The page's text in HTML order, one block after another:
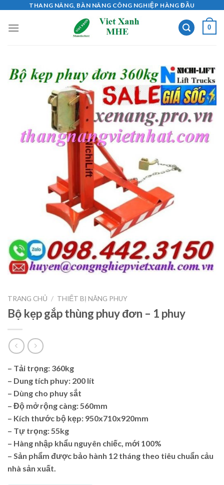
content
THANG NÂNG, BÀN NÂNG CÔNG NGHIỆP HÀNG ĐẦU
0
TRANG CHỦ / THIẾT BỊ NÂNG PHUY
Bộ kẹp gắp thùng phuy đơn – 1 phuy
– Tải trọng: 360kg
– Dung tích phuy: 200 lít
– Dùng cho phuy sắt
– Độ mở rộng càng: 560mm
– Kích thước bộ kẹp: 950x710x920mm
– Tự trọng: 55kg
– Hàng nhập khẩu nguyên chiếc, mới 100%
– Sản phẩm được bảo hành 12 tháng theo tiêu chuẩn cảu
nhà sản xuất.